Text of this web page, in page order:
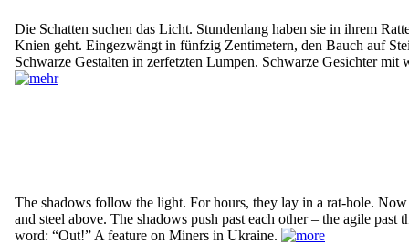
Die Schatten suchen das Licht. Stundenlang haben sie in ihrem
Knien geht. Eingezwängt in fünfzig Zentimetern, den Bauch auf
Schwarze Gestalten in zerfetzten Lumpen. Schwarze Gesichter
The shadows follow the light. For hours, they lay in a rat-hole.
and steel above. The shadows push past each other – the agile
word: “Out!” A feature on Miners in Ukraine.